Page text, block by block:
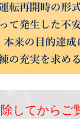
してからご